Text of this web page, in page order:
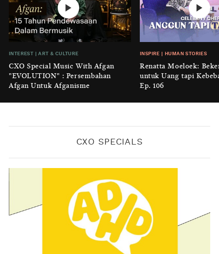
No Place Like: Camping Ground
Cidulang
KONTRIBUTOR CXO MEDIA
GENERAL KNOWLEDGE
Luruhnya Daun Terakhir: Kala
'Benteng Alam' yang Tak Lagi Bisa
Melindungi
BYKONTRIBUTOR CXO MEDIA
INTEREST |ART & CULTURE
CXO Special Music With Afgan
"EVOLUTION" : Persembahan
Afgan Untuk Afganisme
INSPIRE HUMAN STORIES
Renatta Moeloek:
untuk Uang tapi
Ep. 106
CXO SPECIALS